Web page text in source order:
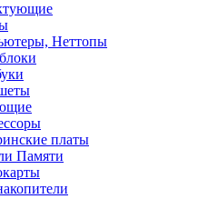
Неттопы
платы
Памяти